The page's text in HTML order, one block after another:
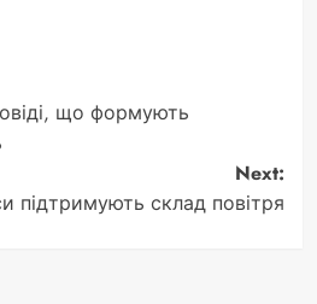
що формують
Next:
підтримують склад повітря